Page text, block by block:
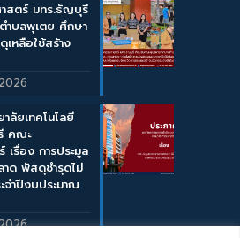
สตร์ มทร.ธัญบุรี
ำบลพุเตย ศึกษา
เหลือใช้สร้าง
าลัยเทคโนโลยี
คณะ
เรื่อง การประมูล
าด พัสดุชำรุดไม่
จำปีงบประมาณ